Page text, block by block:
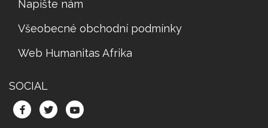
Napište nám
Všeobecné obchodní podmínky
Web Humanitas Afrika
SOCIAL
Facebook
TwitterYouTube